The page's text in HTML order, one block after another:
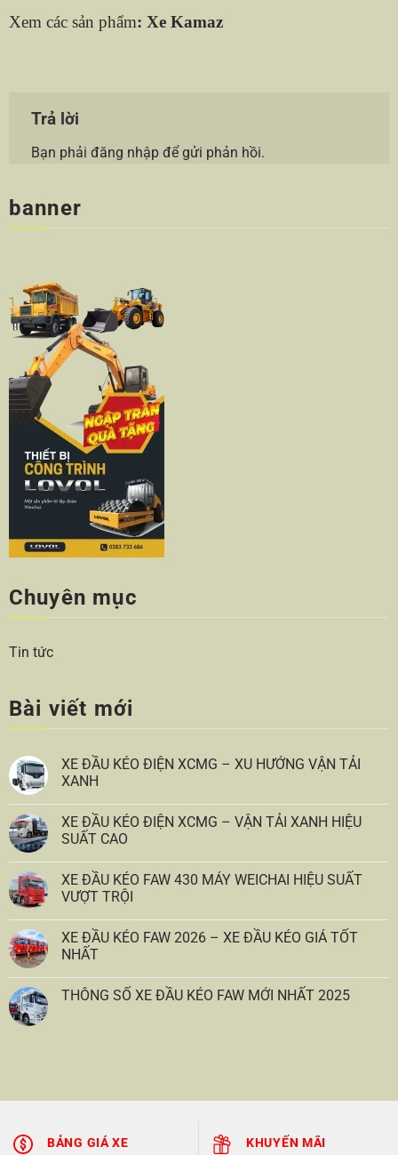
Xem các sản phẩm: Xe Kamaz
Trả lời
Bạn phải đăng nhậpđể gửi phản hồi.
banner
Chuyên mục
Tin tức
Bài viết mới
XE ĐẦU KÉO ĐIỆN XCMG – XU HƯỚNG VẬN TẢI
XANH
XE ĐẦU KÉO ĐIỆN XCMG – VẬN TẢI XANH HIỆU
SUẤT CAO
XE ĐẦU KÉO FAW 430 MÁY WEICHAI HIỆU SUẤT
VƯỢT TRỘI
XE ĐẦU KÉO FAW 2026 – XE ĐẦU KÉO GIÁ TỐT
NHẤT
THÔNG SỐ XE ĐẦU KÉO FAW MỚI NHẤT 2025
BẢNG GIÁ XE KHUYẾN MÃI